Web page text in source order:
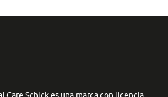
Schick es una marca con licencia.